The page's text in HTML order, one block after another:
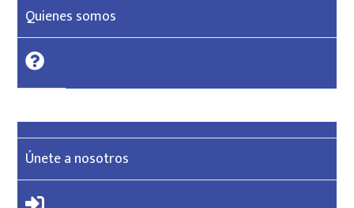
Quienes somos
Únete a nosotros